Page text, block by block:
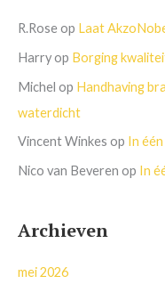
R.Roseop Laat
Harryop Borging
Michel op Handhaving
waterdicht
Vincent Winkes op In
Nico van Beveren op In
Archieven
mei 2026